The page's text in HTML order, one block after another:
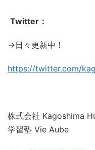
Twitter：
→日々更新中！
https://twitter.com/
株式会社 Kagoshima
学習塾 Vie Aube